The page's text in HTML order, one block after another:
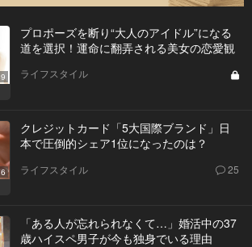
プロポーズを断り“大人のアイドル”になる
道を選択！運命に翻弄される美女の恋愛観
ライフスタイル
クレジットカード「5大国際ブランド」日
本で圧倒的シェア1位になったのは？
ライフスタイル 25
「ある人が忘れられなくて…」婚活中の37
歳ハイスペ男子が今も独身でいる理由